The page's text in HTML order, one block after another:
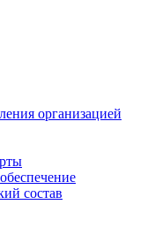
организацией
состав